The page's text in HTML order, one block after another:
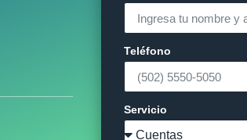
Teléfono
Servicio